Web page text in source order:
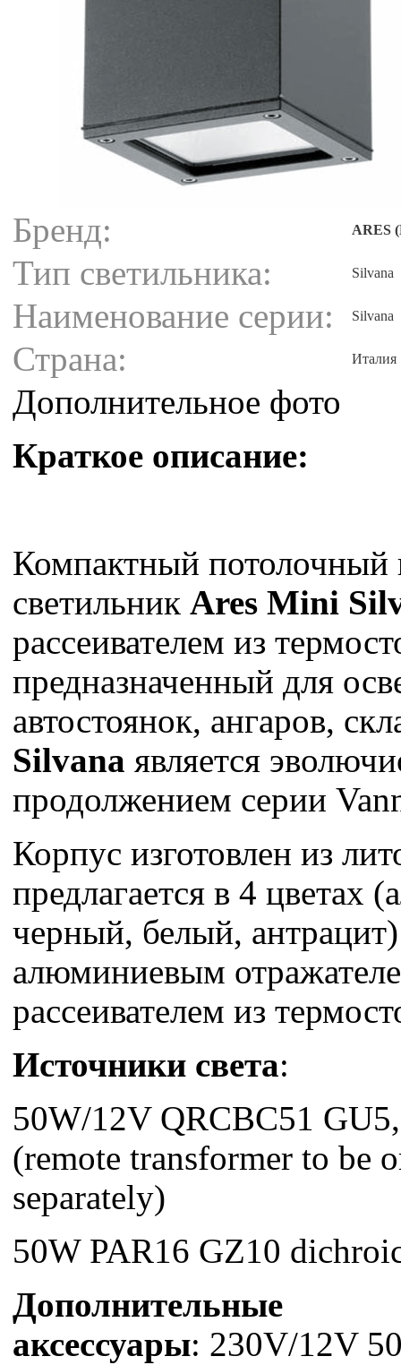
Бренд: ARES
Тип светильника: Silvana
Наименование серии: Silvana
Страна: Италия
Дополнительное фото
Краткое описание:
Компактный потолочный
светильник Ares Mini
рассеивателем из
предназначенный для
автостоянок, ангаров,
Silvana является
продолжением серии
Корпус изготовлен из
предлагается в 4 цветах
черный, белый,
алюминиевым
рассеивателем из
Источники света:
50W/12V QRCBC51
(remote transformer to be
separately)
50W PAR16 GZ10
Дополнительные
аксессуары: 230V/12V